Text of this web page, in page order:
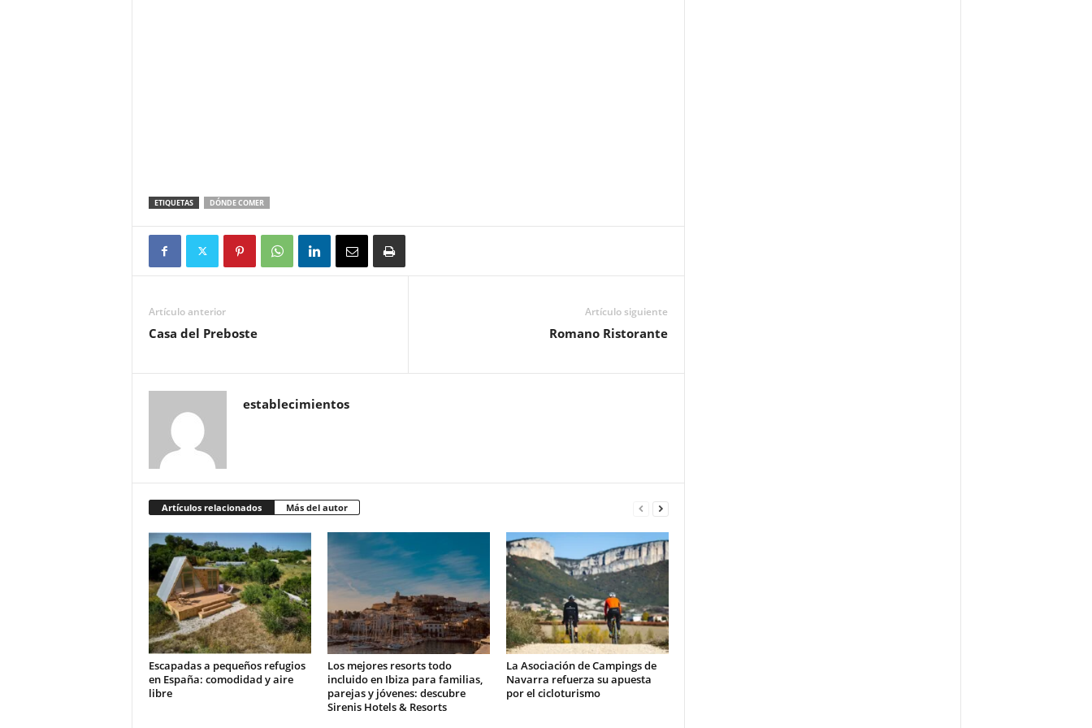
ETIQUETAS DÓNDE COMER
Artículo anterior
Casa del Preboste
Artículo siguiente
Romano Ristorante
establecimientos
Artículos relacionados Más del autor
Escapadas a pequeños refugios
en España: comodidad y aire
libre
Los mejores resorts todo
incluido en Ibiza para familias,
parejas y jóvenes: descubre
Sirenis Hotels & Resorts
La Asociación de Campings de
Navarra refuerza su apuesta
por el cicloturismo